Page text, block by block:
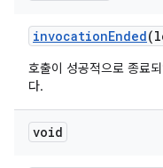
invocationEnded
호출이 성공적으로 종료
다.
void